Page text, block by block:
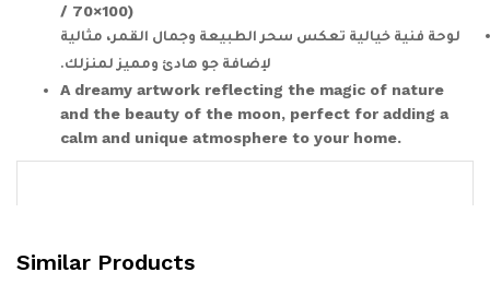
/ 70×100)
لوحة فنية خيالية تعكس سحر الطبيعة وجمال القمر، مثالية
لإضافة جو هادئ ومميز لمنزلك.
A dreamy artwork reflecting the magic of nature
and the beauty of the moon, perfect for adding a
calm and unique atmosphere to your home.
Similar Products